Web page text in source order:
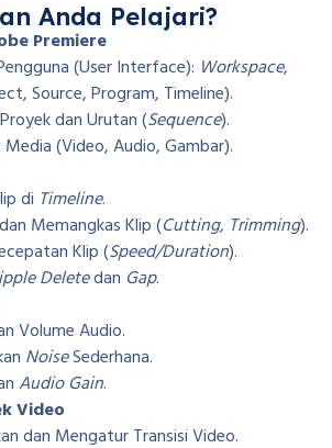
Anda Pelajari?
Premiere
(User Interface): Workspace,
Source, Program, Timeline).
dan Urutan (Sequence).
(Video, Audio, Gambar).
di Timeline.
Memangkas Klip (Cutting, Trimming).
Klip (Speed/Duration).
Deletedan Gap.
Volume Audio.
NoiseSederhana.
Audio Gain.
Video
dan Mengatur Transisi Video.